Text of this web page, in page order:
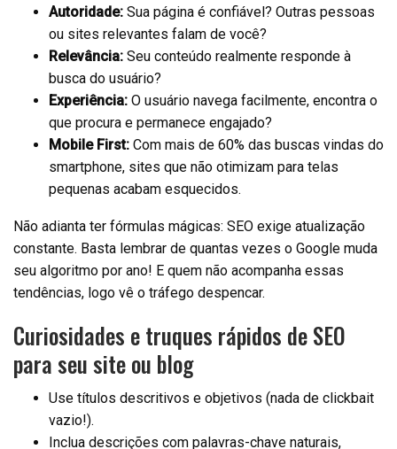
Autoridade: Sua página é confiável? Outras pessoas
ou sites relevantes falam de você?
Relevância: Seu conteúdo realmente responde à
busca do usuário?
Experiência: O usuário navega facilmente, encontra o
que procura e permanece engajado?
Mobile First: Com mais de 60% das buscas vindas do
smartphone, sites que não otimizam para telas
pequenas acabam esquecidos.
Não adianta ter fórmulas mágicas: SEO exige atualização
constante. Basta lembrar de quantas vezes o Google muda
seu algoritmo por ano! E quem não acompanha essas
tendências, logo vê o tráfego despencar.
Curiosidades e truques rápidos de SEO
para seu site ou blog
Use títulos descritivos e objetivos (nada de clickbait
vazio!).
Inclua descrições com palavras-chave naturais,